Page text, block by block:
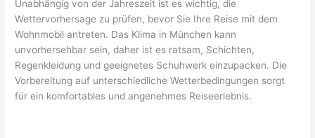
Unabhängig von der Jahreszeit ist es wichtig, die
Wettervorhersage zu prüfen, bevor Sie Ihre Reise mit dem
Wohnmobil antreten. Das Klima in München kann
unvorhersehbar sein, daher ist es ratsam, Schichten,
Regenkleidung und geeignetes Schuhwerk einzupacken. Die
Vorbereitung auf unterschiedliche Wetterbedingungen sorgt
für ein komfortables und angenehmes Reiseerlebnis.